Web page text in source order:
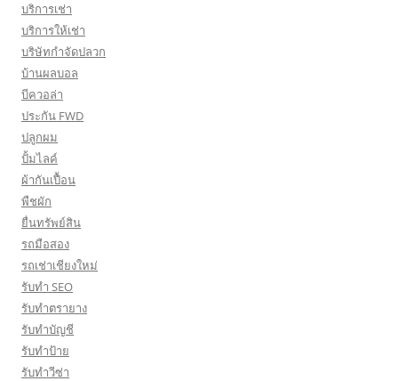
บริการเช่า
บริการให้เช่า
บริษัทกำจัดปลวก
บ้านผลบอล
บีควอล่า
ประกัน FWD
ปลูกผม
ปั้มไลค์
ผ้ากันเปื้อน
พืชผัก
ยื่นทรัพย์สิน
รถมือสอง
รถเช่าเชียงใหม่
รับทำ SEO
รับทำตรายาง
รับทำบัญชี
รับทำป้าย
รับทำวีซ่า